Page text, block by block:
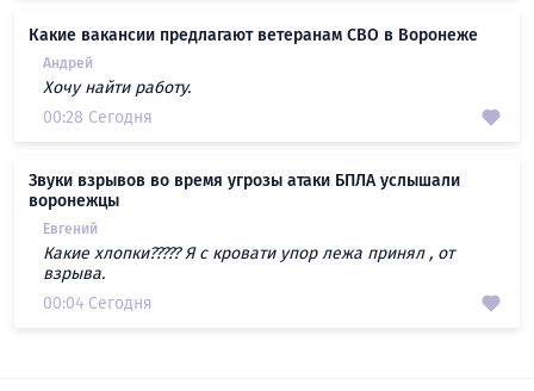
Какие вакансии предлагают ветеранам СВО в Воронеже
Андрей
Хочу найти работу.
00:28 Сегодня
Звуки взрывов во время угрозы атаки БПЛА услышали
воронежцы
Евгений
Какие хлопки????? Я с кровати упор лежа принял , от
взрыва.
00:04 Сегодня